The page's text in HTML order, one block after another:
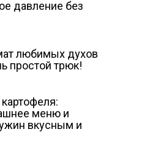
давление без
любимых духов
простой трюк!
меню и
вкусным и